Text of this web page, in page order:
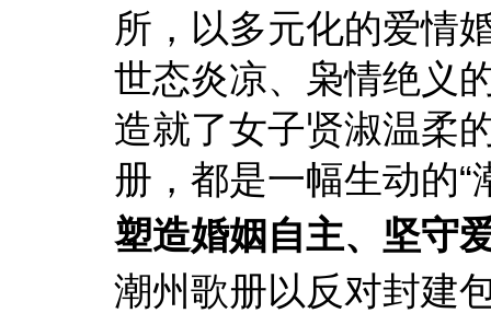
所，以多元化的爱情
世态炎凉、枭情绝义
造就了女子贤淑温柔
册，都是一幅生动的“
塑造婚姻自主、坚守
潮州歌册以反对封建